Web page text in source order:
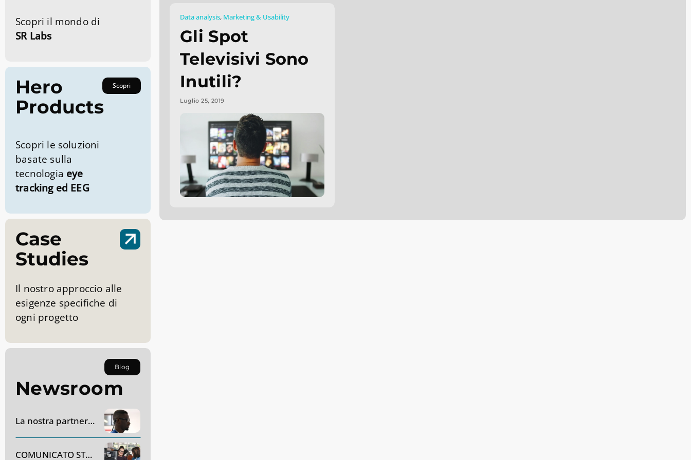
Scopri il mondo di
SR Labs
Hero
Products
Scopri
Scopri le soluzioni
basate sulla
tecnologia eye
tracking ed EEG
Case
Studies
Il nostro approccio alle
esigenze specifiche di
ogni progetto
Blog
Newsroom
La nostra partnership con AC Monza
COMUNICATO STAMPA – Dynavox Group acquisirà SR Labs Healthcare in Italia
Data analysis, Marketing & Usability
Gli Spot
Televisivi Sono
Inutili?
Luglio 25, 2019